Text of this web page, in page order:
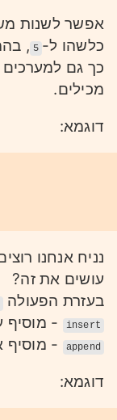
1 ])
{len(arr)}")
אפשר לשנות
כלשהו ל- 5
,
כך גם
מכילים.
דוגמא:
נניח אנחנו
עושים את זה?
בעזרת הפעולה
insert - מוסיף
append
- מוסיף
דוגמא: